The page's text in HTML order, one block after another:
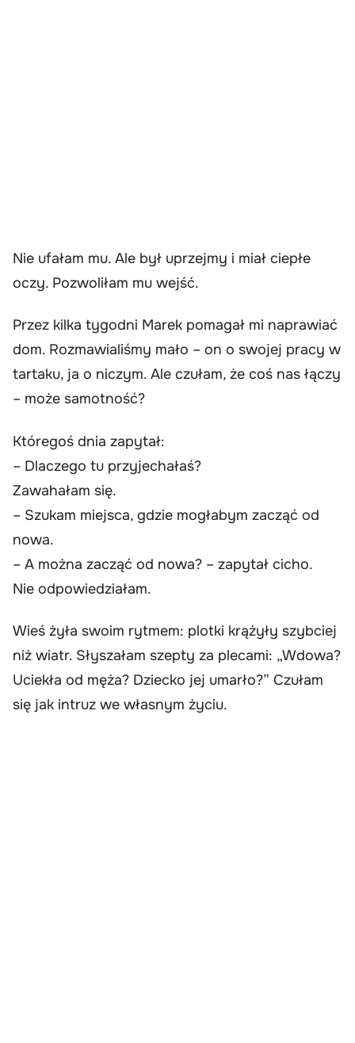
Nie ufałam mu. Ale był uprzejmy i miał ciepłe
oczy. Pozwoliłam mu wejść.
Przez kilka tygodni Marek pomagał mi naprawiać
dom. Rozmawialiśmy mało – on o swojej pracy w
tartaku, ja o niczym. Ale czułam, że coś nas łączy
– może samotność?
Któregoś dnia zapytał:
– Dlaczego tu przyjechałaś?
Zawahałam się.
– Szukam miejsca, gdzie mogłabym zacząć od
nowa.
– A można zacząć od nowa? – zapytał cicho.
Nie odpowiedziałam.
Wieś żyła swoim rytmem: plotki krążyły szybciej
niż wiatr. Słyszałam szepty za plecami: „Wdowa?
Uciekła od męża? Dziecko jej umarło?” Czułam
się jak intruz we własnym życiu.